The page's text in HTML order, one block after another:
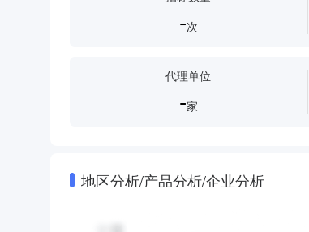
-次
代理单位
-家
地区分析/产品分析/企业分析